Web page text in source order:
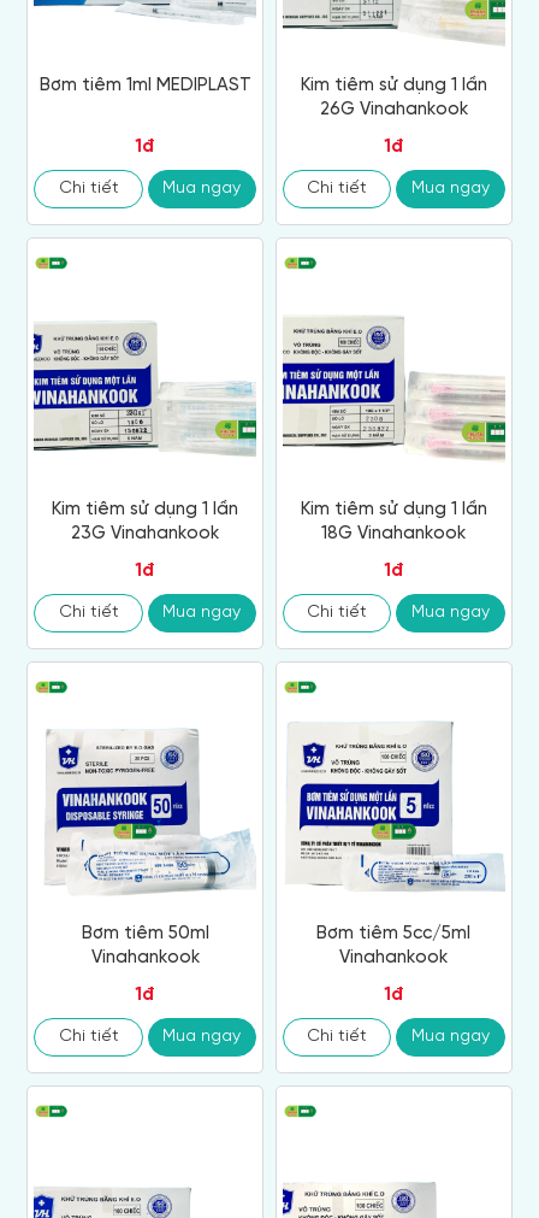
Bơm tiêm 1ml MEDIPLAST
1đ
Chi tiết Mua ngay
Kim tiêm sử dụng 1 lần
26G Vinahankook
1đ
Chi tiết Mua ngay
Kim tiêm sử dụng 1 lần
23G Vinahankook
1đ
Chi tiết Mua ngay
Kim tiêm sử dụng 1 lần
18G Vinahankook
1đ
Chi tiết Mua ngay
Bơm tiêm 50ml
Vinahankook
1đ
Chi tiết Mua ngay
Bơm tiêm 5cc/5ml
Vinahankook
1đ
Chi tiết Mua ngay